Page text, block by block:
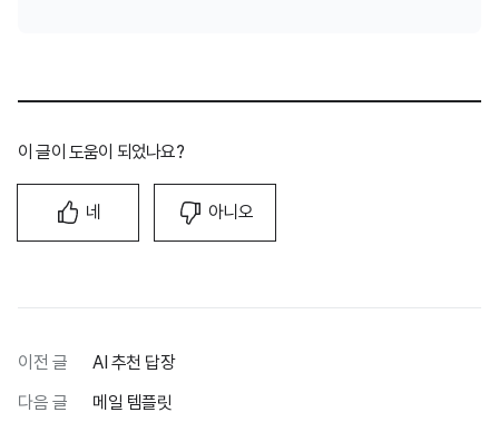
이 글이 도움이 되었나요?
네 아니오
이전 글
AI 추천 답장
다음 글
메일 템플릿